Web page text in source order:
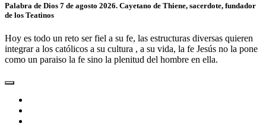
Palabra de Dios 7 de agosto 2026. Cayetano de Thiene, sacerdote, fundador
de los Teatinos
Hoy es todo un reto ser fiel a su fe, las estructuras diversas quieren
integrar a los católicos a su cultura , a su vida, la fe Jesús no la pone
como un paraiso la fe sino la plenitud del hombre en ella.